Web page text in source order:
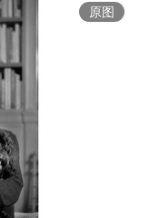
原图